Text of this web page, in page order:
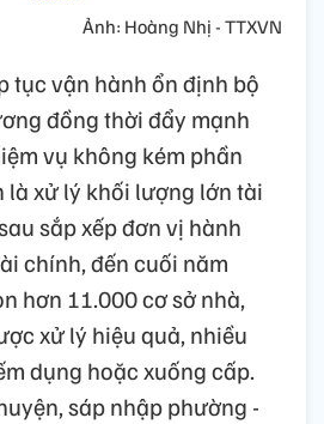
Ảnh: Hoàng Nhị - TTXVN
tục vận hành ổn định bộ
đồng thời đẩy mạnh
vụ không kém phần
xử lý khối lượng lớn tài
sắp xếp đơn vị hành
chính, đến cuối năm
hơn 11.000 cơ sở nhà,
xử lý hiệu quả, nhiều
dụng hoặc xuống cấp.
sáp nhập phường -